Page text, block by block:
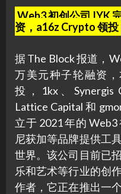
Web3 初创公司 IYK
资，a16z Crypto 领投
据 The Block 报道，
万美元种子轮融资，
投，1kx、Synergis
Lattice Capital 和
立于 2021 年的
尼获加等品牌提供工
世界。该公司目前已
乐和艺术等行业的创
作者，它正在推出一